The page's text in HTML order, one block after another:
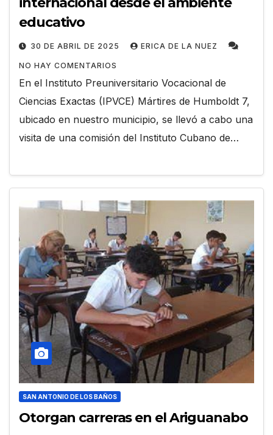
educativo
30 DE ABRIL DE 2025 ERICA DE LA NUEZ
NO HAY COMENTARIOS
En el Instituto Preuniversitario Vocacional de
Ciencias Exactas (IPVCE) Mártires de Humboldt 7,
ubicado en nuestro municipio, se llevó a cabo una
visita de una comisión del Instituto Cubano de…
SAN ANTONIO DE LOS BAÑOS
Otorgan carreras en el Ariguanabo